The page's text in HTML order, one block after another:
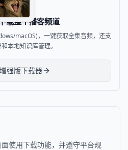
载整个播客频道
macOS)，一键获取全集音频，还支
本地知识库管理。
强版下载器
使用下载功能，并遵守平台规